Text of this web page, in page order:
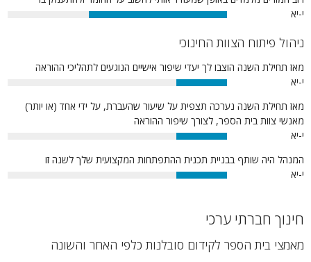
י-יא
63%
ניהול פיתוח הצוות החינוכי
מאז תחילת השנה הוצבו לך יעדי שיפור אישיים הנוגעים לתהליכי ההוראה
י-יא
23%
מאז תחילת השנה נערכה תצפית על שיעור שהעברת, על ידי אחד (או יותר)
מאנשי צוות בית הספר, לצורך שיפור ההוראה
י-יא
23%
המנהל היה שותף בבניית תכנית ההתפתחות המקצועית שלך לשנה זו
י-יא
23%
חינוך חברתי ערכי
מאמצי בית הספר לקידום סובלנות כלפי האחר והשונה